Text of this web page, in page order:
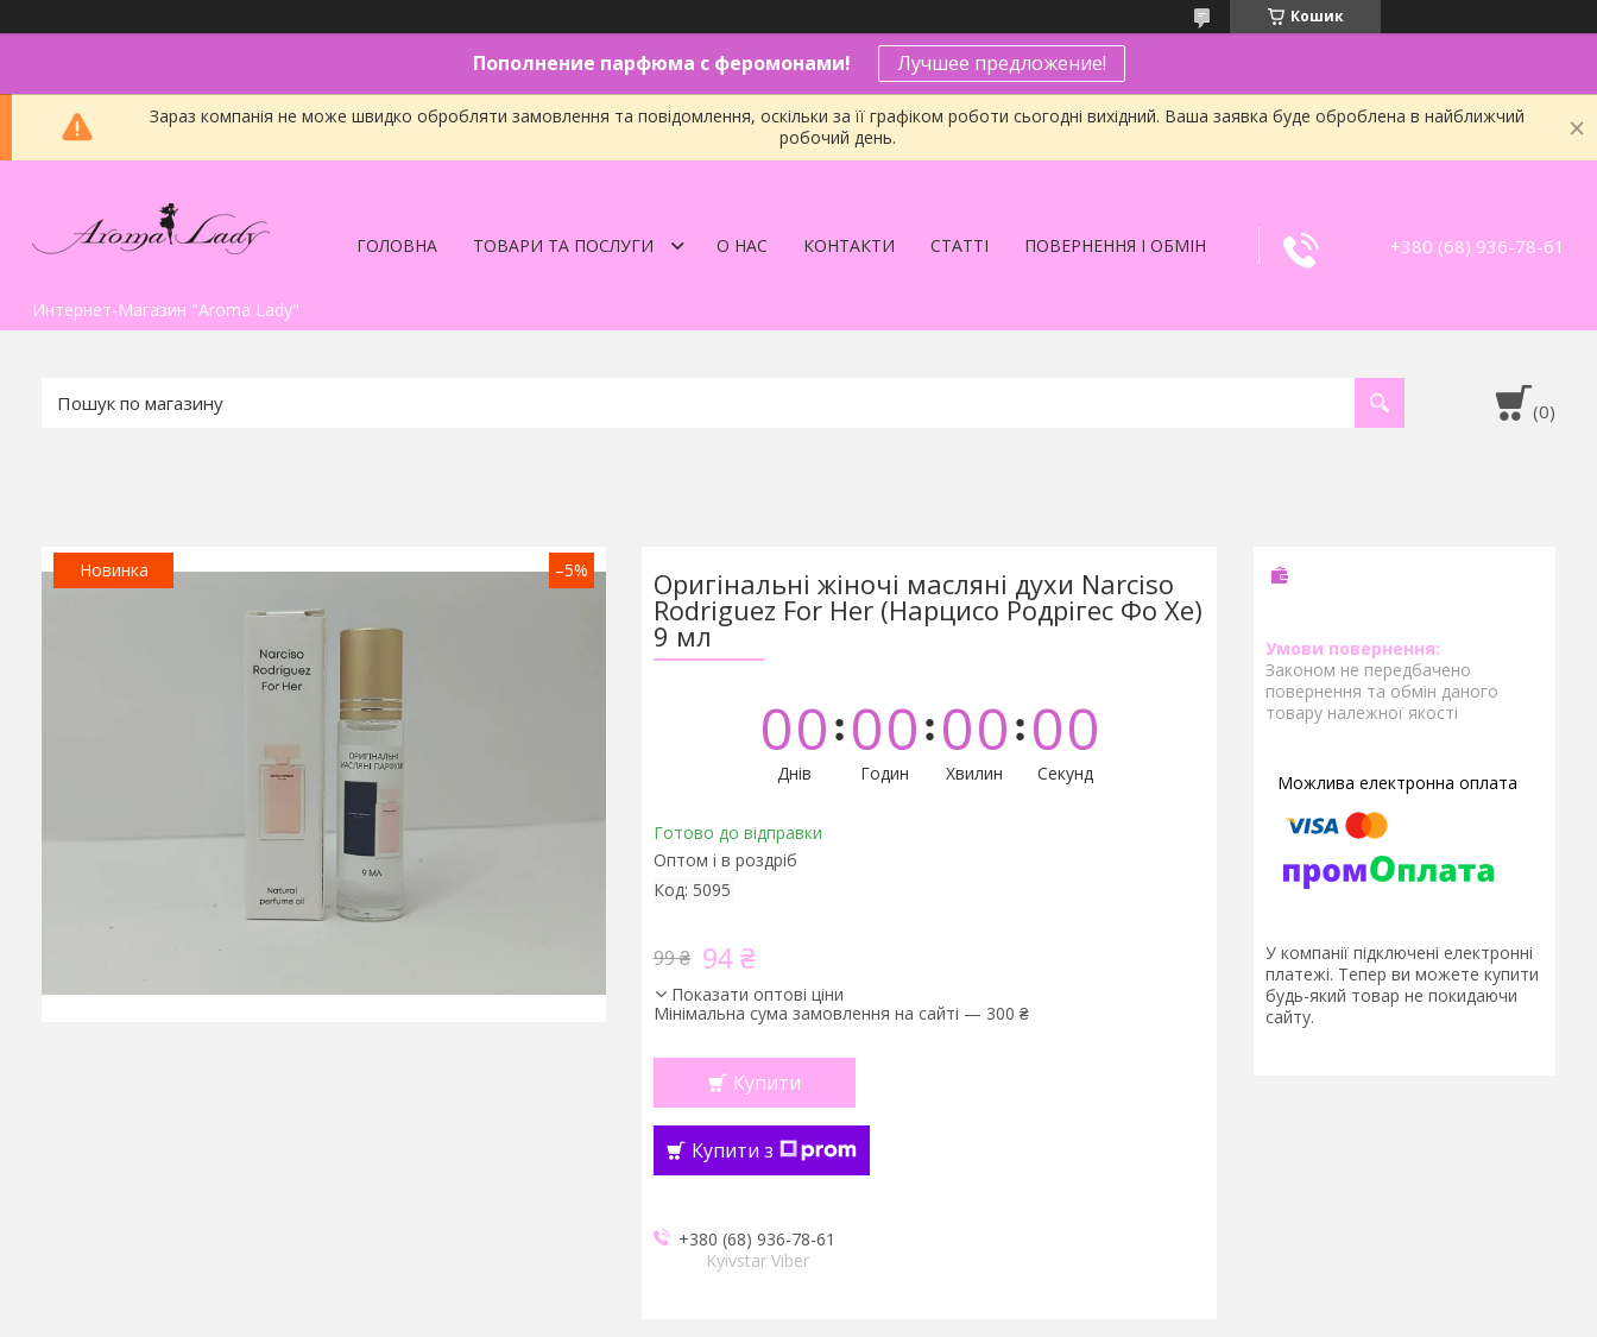
Кошик
Пополнение парфюма с феромонами! Лучшее предложение!
Зараз компанія не може швидко обробляти замовлення та повідомлення, оскільки за її графіком роботи сьогодні вихідний. Ваша заявка буде оброблена в найближчий
робочий день.
Интернет-Магазин "Aroma Lady"
ГОЛОВНА ТОВАРИ ТА ПОСЛУГИ О НАС КОНТАКТИ СТАТТІ ПОВЕРНЕННЯ І ОБМІН +380 (68) 936-78-61
Новинка –5% Оригінальні жіночі масляні духи Narciso
Rodriguez For Her (Нарцисо Родрігес Фо Хе)
9 мл
00
Днів
00
Годин
00
Хвилин
00
Секунд
Готово до відправки
Оптом і в роздріб
Код: 5095
99 ₴ 94 ₴
Показати оптові ціни
Мінімальна сума замовлення на сайті — 300 ₴
Купити
Купити з
+380 (68) 936-78-61
Kyivstar Viber
Законом не передбачено
повернення та обмін даного
товару належної якості
У компанії підключені електронні
платежі. Тепер ви можете купити
будь-який товар не покидаючи
сайту.